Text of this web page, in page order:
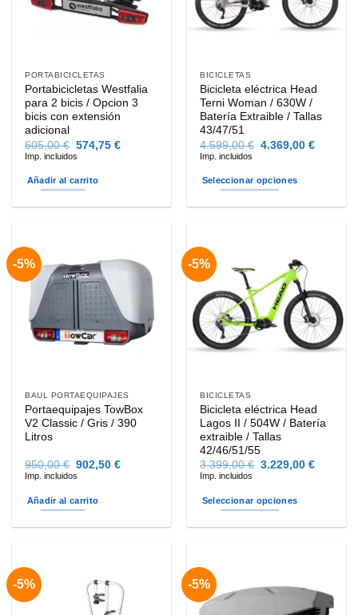
PORTABICICLETAS
Portabicicletas Westfalia
para 2 bicis / Opcion 3
bicis con extensión
adicional
605,00€ El
precio
era:
605,00 €.
574,75€El
Imp. incluidos
Añadir al carrito
BICICLETAS
Bicicleta eléctrica Head
Terni Woman / 630W /
Batería Extraible / Tallas
43/47/51
4.599,00€ El
precio
era:
4.599,00 €.
4.369,00€El
Imp. incluidos
Seleccionar opciones
múltiples
variantes.
Las
opciones
se
pueden
elegir
página
de
producto
-5%
BAUL PORTAEQUIPAJES
Portaequipajes TowBox
V2 Classic / Gris / 390
Litros
950,00€ El
precio
era:
950,00 €.
902,50€El
Imp. incluidos
Añadir al carrito
-5%
BICICLETAS
Bicicleta eléctrica Head
Lagos II / 504W / Batería
extraible / Tallas
42/46/51/55
3.399,00€ El
era:
3.399,00 €.
3.229,00€El
Imp. incluidos
Seleccionar opciones
múltiples
variantes.
Las
-5% -5%